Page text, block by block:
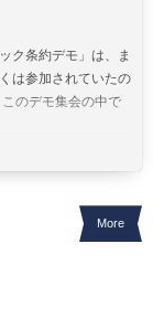
ク条約デモ」は、ま
は参加されていたの
のデモ集会の中で
More